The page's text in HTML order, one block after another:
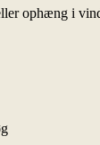
ophæng i